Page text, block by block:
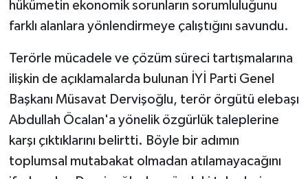
hükümetin ekonomik sorunların sorumluluğunu
farklı alanlara yönlendirmeye çalıştığını savundu.
Terörle mücadele ve çözüm süreci tartışmalarına
ilişkin de açıklamalarda bulunan İYİ Parti Genel
Başkanı Müsavat Dervişoğlu, terör örgütü elebaşı
Abdullah Öcalan'a yönelik özgürlük taleplerine
karşı çıktıklarını belirtti. Böyle bir adımın
toplumsal mutabakat olmadan atılamayacağını